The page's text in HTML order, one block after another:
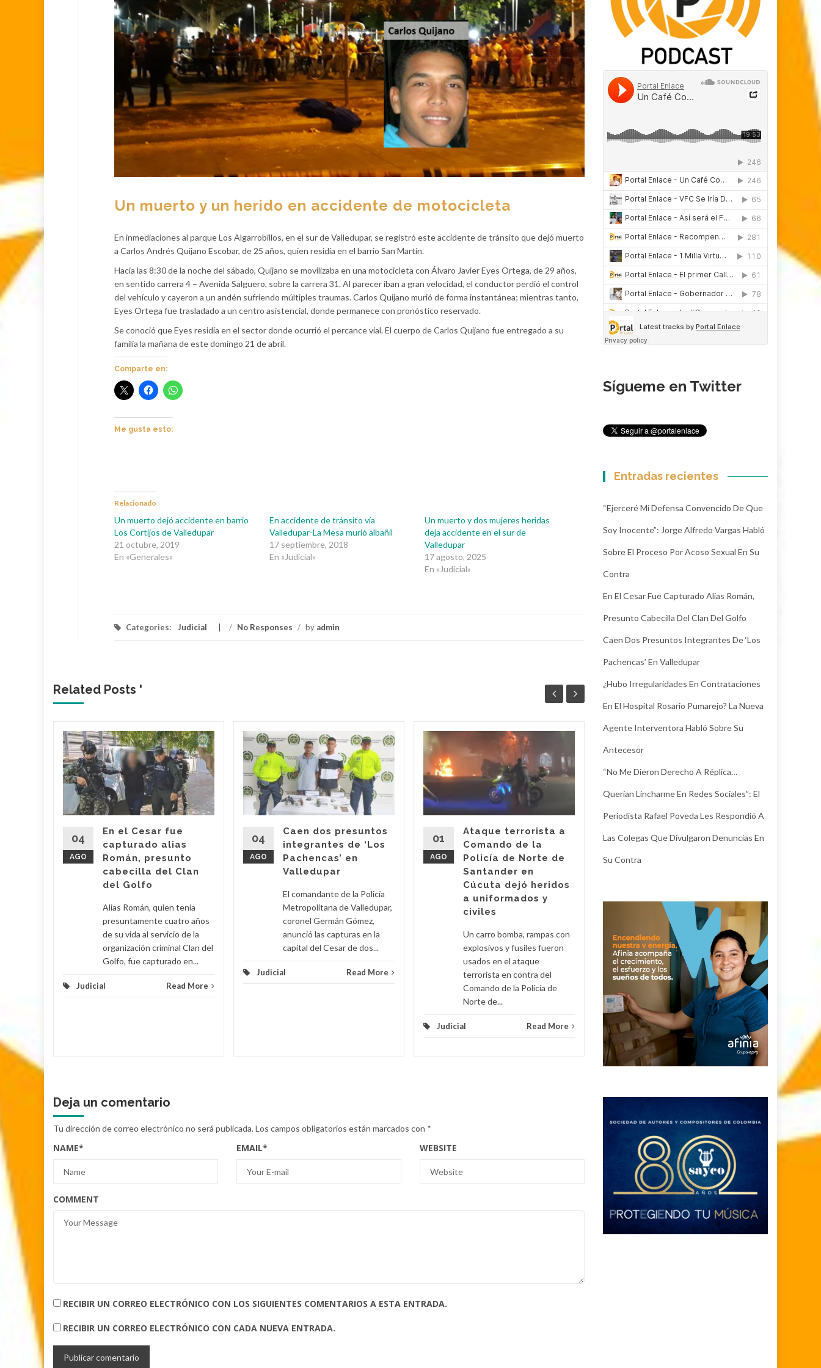
Un muerto y un herido en accidente de motocicleta
En inmediaciones al parque Los Algarrobillos, en el sur de Valledupar, se registró este accidente de tránsito que dejó muerto
a Carlos Andrés Quijano Escobar, de 25 años, quien residía en el barrio San Martín.
Hacia las 8:30 de la noche del sábado, Quijano se movilizaba en una motocicleta con Álvaro Javier Eyes Ortega, de 29 años,
en sentido carrera 4 – Avenida Salguero, sobre la carrera 31. Al parecer iban a gran velocidad, el conductor perdió el control
del vehículo y cayeron a un andén sufriendo múltiples traumas. Carlos Quijano murió de forma instantánea; mientras tanto,
Eyes Ortega fue trasladado a un centro asistencial, donde permanece con pronóstico reservado.
Se conoció que Eyes residía en el sector donde ocurrió el percance vial. El cuerpo de Carlos Quijano fue entregado a su
familia la mañana de este domingo 21 de abril.
Comparte en:
Me gusta esto:
Relacionado
Un muerto dejó accidente en barrio
Los Cortijos de Valledupar
21 octubre, 2019
En «Generales»
En accidente de tránsito vía
Valledupar-La Mesa murió albañil
17 septiembre, 2018
En «Judicial»
Un muerto y dos mujeres heridas
deja accidente en el sur de
Valledupar
17 agosto, 2025
En «Judicial»
Categories: Judicial / No Responses / by admin
Related Posts '
04
AGO
En el Cesar fue
capturado alias
Román, presunto
cabecilla del Clan
del Golfo
Alias Román, quien tenía
presuntamente cuatro años
de su vida al servicio de la
organización criminal Clan del
Golfo, fue capturado en...
Judicial Read More
04
AGO
Caen dos presuntos
integrantes de ‘Los
Pachencas’ en
Valledupar
El comandante de la Policía
Metropolitana de Valledupar,
coronel Germán Gómez,
anunció las capturas en la
capital del Cesar de dos...
Judicial Read More
01
AGO
Ataque terrorista a
Comando de la
Policía de Norte de
Santander en
Cúcuta dejó heridos
a uniformados y
civiles
Un carro bomba, rampas con
explosivos y fusiles fueron
usados en el ataque
terrorista en contra del
Comando de la Policía de
Norte de...
Judicial Read More
30
JUL
Juez legalizó la
el hombre capturado
asesinato de la
empleada de Super
debe afrontar un proceso...
Read More
Deja un comentario
Tu dirección de correo electrónico no será publicada.Los campos obligatorios están marcados con *
NAME* EMAIL* WEBSITE
COMMENT
RECIBIR UN CORREO ELECTRÓNICO CON LOS SIGUIENTES COMENTARIOS A ESTA ENTRADA.
RECIBIR UN CORREO ELECTRÓNICO CON CADA NUEVA ENTRADA.
Sígueme en Twitter
Entradas recientes
“Ejerceré Mi Defensa Convencido De Que
Soy Inocente”: Jorge Alfredo Vargas Habló
Sobre El Proceso Por Acoso Sexual En Su
Contra
En El Cesar Fue Capturado Alias Román,
Presunto Cabecilla Del Clan Del Golfo
Caen Dos Presuntos Integrantes De ‘Los
Pachencas’ En Valledupar
¿Hubo Irregularidades En Contrataciones
En El Hospital Rosario Pumarejo? La Nueva
Agente Interventora Habló Sobre Su
Antecesor
“No Me Dieron Derecho A Réplica…
Querían Lincharme En Redes Sociales”: El
Periodista Rafael Poveda Les Respondió A
Las Colegas Que Divulgaron Denuncias En
Su Contra